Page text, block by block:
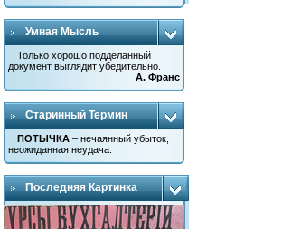
Умная Мысль
Только хорошо подделанный
документ выглядит убедительно.
А. Франс
Старинный Термин
ПОТЫЧКА – нечаянный убыток,
неожиданная неудача.
Последняя Картинка